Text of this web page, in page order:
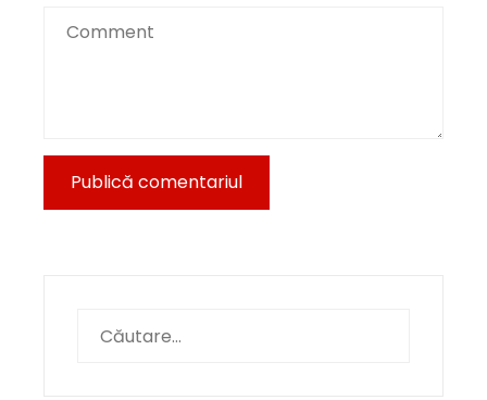
după: